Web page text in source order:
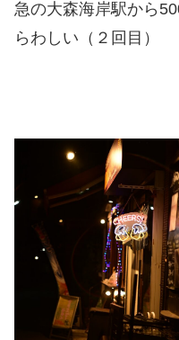
急の大森海岸駅から
らわしい（２回目）